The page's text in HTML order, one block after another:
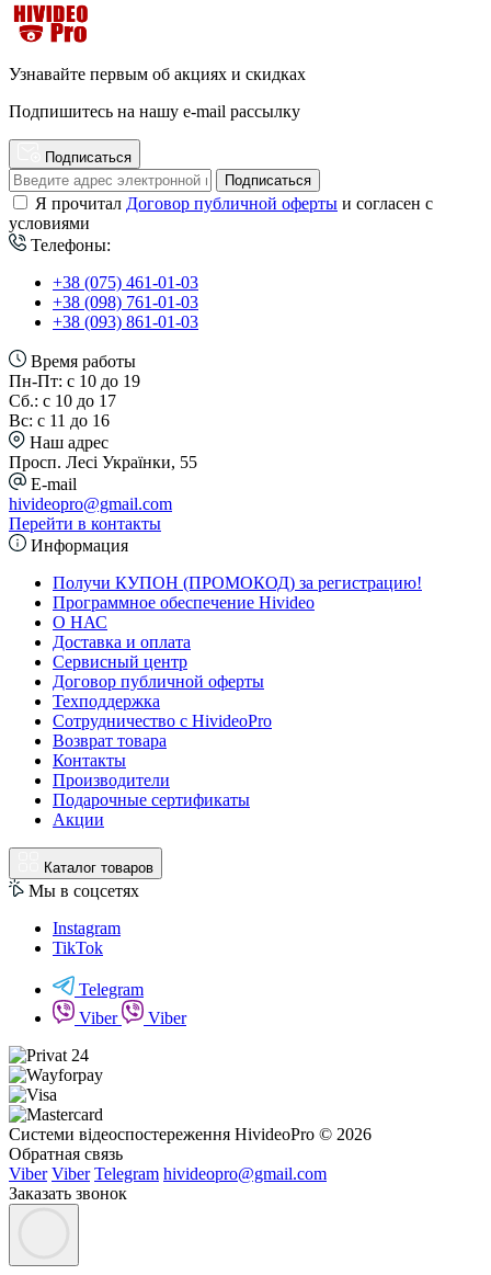
Узнавайте первым об акциях и скидках
Подпишитесь на нашу e-mail рассылку
Подписаться
Подписаться
Я прочитал Договор публичной оферты и согласен с
условиями
Телефоны:
+38 (075) 461-01-03
+38 (098) 761-01-03
+38 (093) 861-01-03
Время работы
Пн-Пт: с 10 до 19
Сб.: с 10 до 17
Вс: с 11 до 16
Наш адрес
Просп. Лесі Українки, 55
E-mail
hivideopro@gmail.com
Перейти в контакты
Информация
Получи КУПОН (ПРОМОКОД) за регистрацию!
Программное обеспечение Hivideo
О НАС
Доставка и оплата
Сервисный центр
Договор публичной оферты
Техподдержка
Сотрудничество с HivideoPro
Возврат товара
Контакты
Производители
Подарочные сертификаты
Акции
Каталог товаров
Мы в соцсетях
Instagram
TikTok
Telegram
Viber
Viber
Системи відеоспостереження HivideoPro © 2026
Обратная связь
Viber Viber Telegram hivideopro@gmail.com
Заказать звонок